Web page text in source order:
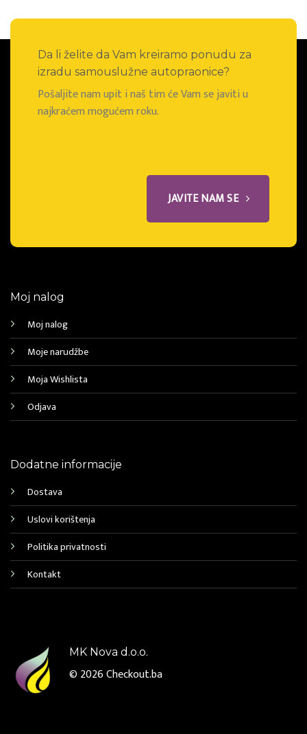
Da li želite da Vam kreiramo ponudu za
izradu samouslužne autopraonice?
Pošaljite nam upit i naš tim će Vam se javiti u
najkraćem mogućem roku.
JAVITE NAM SE
Moj nalog
Moj nalog
Moje narudžbe
Moja Wishlista
Odjava
Dodatne informacije
Dostava
Uslovi korištenja
Politika privatnosti
Kontakt
MK Nova d.o.o.
© 2026Checkout.ba